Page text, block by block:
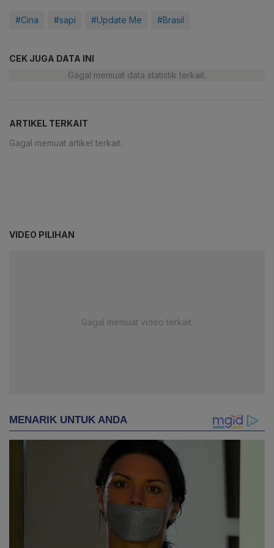
#Cina #sapi #Update Me #Brasil
CEK JUGA DATA INI
Gagal memuat data statistik terkait.
ARTIKEL TERKAIT
Gagal memuat artikel terkait.
VIDEO PILIHAN
Gagal memuat video terkait.